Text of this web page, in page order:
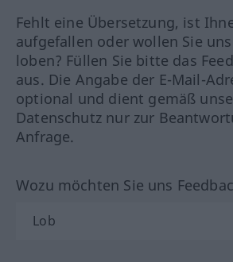
Fehlt eine Übersetzung, ist
aufgefallen oder wollen Sie
loben? Füllen Sie bitte das
aus. Die Angabe der E-Mail-
optional und dient gemäß
Datenschutz nur zur
Anfrage.
Wozu möchten Sie uns